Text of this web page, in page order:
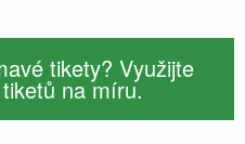
tikety? Využijte
na míru.